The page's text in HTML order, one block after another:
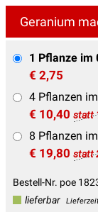
Geranium
1 Pflanze im
€ 2,75
4 Pflanzen
€ 10,40 statt
8 Pflanzen
€ 19,80 statt
Bestell-Nr. poe
lieferbar